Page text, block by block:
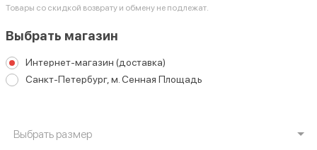
Товары со скидкой возврату и обмену не подлежат.
Выбрать магазин
Интернет-магазин (доставка)
Санкт-Петербург, м. Сенная Площадь
Выбрать размер